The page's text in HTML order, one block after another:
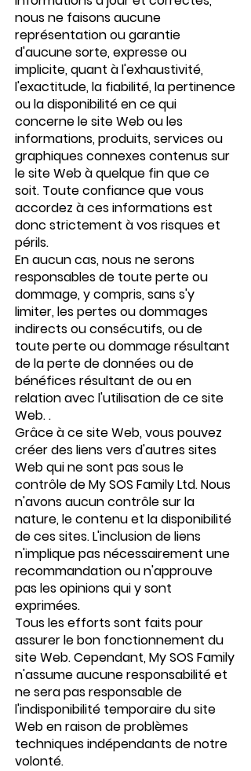
nous ne faisons aucune
représentation ou garantie
d'aucune sorte, expresse ou
implicite, quant à l'exhaustivité,
l'exactitude, la fiabilité, la pertinence
ou la disponibilité en ce qui
concerne le site Web ou les
informations, produits, services ou
graphiques connexes contenus sur
le site Web à quelque fin que ce
soit. Toute confiance que vous
accordez à ces informations est
donc strictement à vos risques et
périls.
En aucun cas, nous ne serons
responsables de toute perte ou
dommage, y compris, sans s'y
limiter, les pertes ou dommages
indirects ou consécutifs, ou de
toute perte ou dommage résultant
de la perte de données ou de
bénéfices résultant de ou en
relation avec l'utilisation de ce site
Web. .
Grâce à ce site Web, vous pouvez
créer des liens vers d'autres sites
Web qui ne sont pas sous le
contrôle de My SOS Family Ltd. Nous
n'avons aucun contrôle sur la
nature, le contenu et la disponibilité
de ces sites. L'inclusion de liens
n'implique pas nécessairement une
recommandation ou n'approuve
pas les opinions qui y sont
exprimées.
Tous les efforts sont faits pour
assurer le bon fonctionnement du
site Web. Cependant, My SOS Family
n'assume aucune responsabilité et
ne sera pas responsable de
l'indisponibilité temporaire du site
Web en raison de problèmes
techniques indépendants de notre
volonté.